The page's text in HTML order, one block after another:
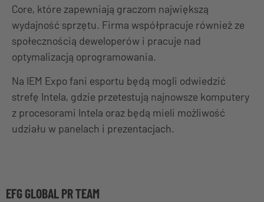
Core, które zapewniają graczom największą
wydajność sprzętu. Firma współpracuje również ze
społecznością deweloperów i pracuje nad
optymalizacją oprogramowania.
Na IEM Expo fani esportu będą mogli odwiedzić
strefę Intela, gdzie przetestują najnowsze komputery
z procesorami Intela oraz będą mieli możliwość
udziału w panelach i prezentacjach.
EFG GLOBAL PR TEAM